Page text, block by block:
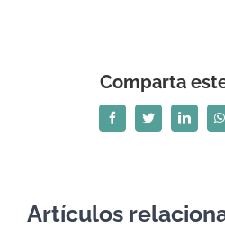
Comparta
FacebookTwitterLinkedIn
Artículos